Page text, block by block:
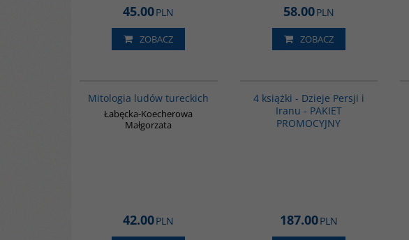
45.00PLN
ZOBACZ
58.00PLN
ZOBACZ
Mitologia ludów tureckich
Łabęcka-Koecherowa
Małgorzata
42.00PLN
4 książki - Dzieje Persji i
Iranu - PAKIET
PROMOCYJNY
187.00PLN